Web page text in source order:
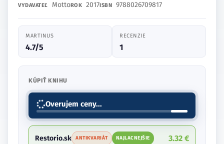
VYDAVATEĽ MottoROK 2017ISBN 9788026709817
MARTINUS
4.7/5
RECENZIE
1
KÚPIŤ KNIHU
Overujem ceny...
Restorio.sk ANTIKVARIÁT NAJLACNEJŠIE 3.32 €